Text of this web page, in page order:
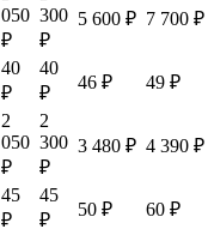
050
₽
300
₽
5 600 ₽ 7 700 ₽
40
₽
40
₽
46 ₽ 49 ₽
2
050
₽
2
300
₽
3 480 ₽ 4 390 ₽
45
₽
45
₽
50 ₽ 60 ₽